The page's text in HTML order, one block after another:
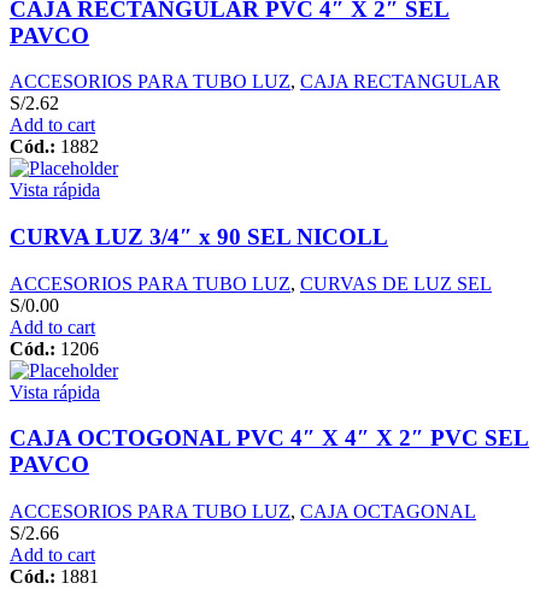
CAJA RECTANGULAR PVC 4″ X 2″ SEL
PAVCO
ACCESORIOS PARA TUBO LUZ, CAJA RECTANGULAR
S/2.62
Add to cart
Cód.: 1882
Vista rápida
CURVA LUZ 3/4″ x 90 SEL NICOLL
ACCESORIOS PARA TUBO LUZ, CURVAS DE LUZ SEL
S/0.00
Add to cart
Cód.: 1206
Vista rápida
CAJA OCTOGONAL PVC 4″ X 4″ X 2″ PVC SEL
PAVCO
ACCESORIOS PARA TUBO LUZ, CAJA OCTAGONAL
S/2.66
Add to cart
Cód.: 1881